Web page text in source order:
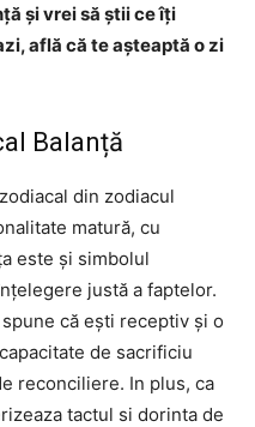
și vrei să știi ce îți
află că te așteaptă o zi
Balanță
din zodiacul
matură, cu
este și simbolul
justă a faptelor.
că ești receptiv și o
de sacrificiu
reconciliere. In plus, ca
tactul si dorinta de